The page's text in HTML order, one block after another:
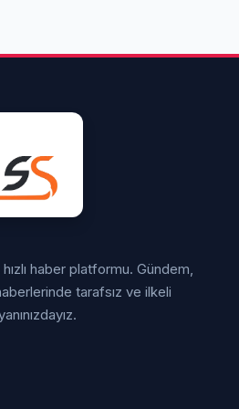
haber platformu. Gündem,
tarafsız ve ilkeli